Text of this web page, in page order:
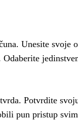
Unesite svoje
Odaberite
Potvrdite
pun pristup svim